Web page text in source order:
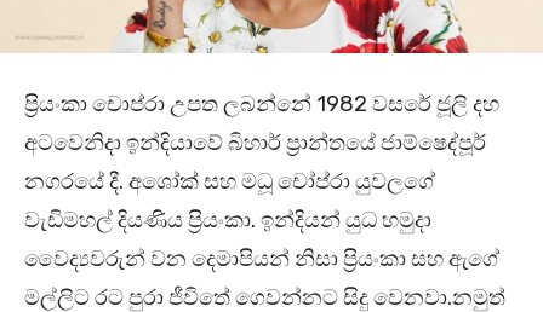
ප්‍රියංකා චොප්රා උපත ලබන්නේ 1982 වසරේ ජූලි දහ
අටවෙනිදා ඉන්දියාවේ බිහාර් ප්‍රාන්තයේ ජාම්ෂෙද්පූර්
නගරයේ දී. අශෝක් සහ මධූ චෝප්රා යුවලගේ
වැඩිමහල් දියණිය ප්‍රියංකා. ඉන්දියන් යුධ හමුදා
වෛද්‍යවරුන් වන දෙමාපියන් නිසා ප්‍රියංකා සහ ඇගේ
මල්ලිට රට පුරා ජීවිතේ ගෙවන්නට සිදු වෙනවා.නමුත්